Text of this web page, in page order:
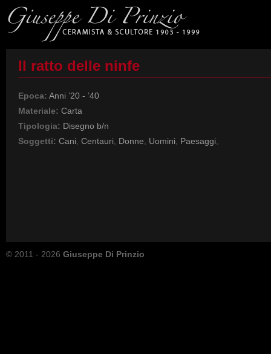
Il ratto delle ninfe
Epoca: Anni ’20 - ’40
Materiale: Carta
Tipologia: Disegno b/n
Soggetti: Cani Centauri Donne Uomini Paesaggi
© 2011 - 2026 Giuseppe Di Prinzio